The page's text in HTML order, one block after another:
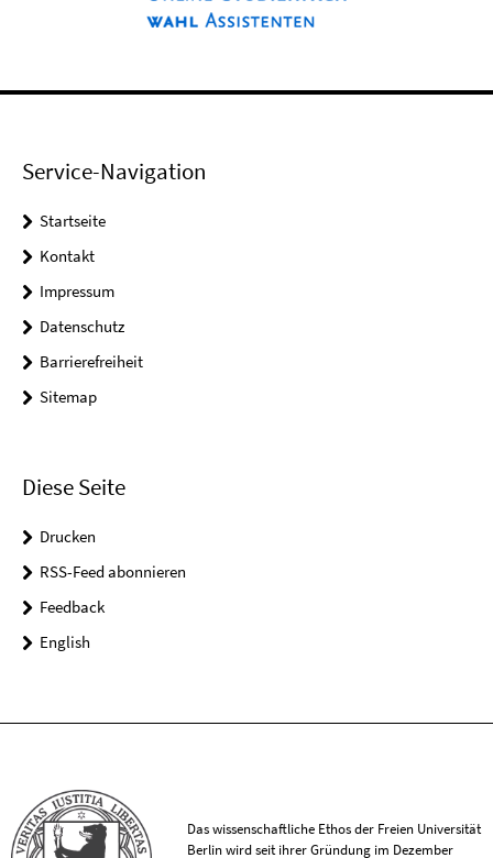
Service-Navigation
Startseite
Kontakt
Impressum
Datenschutz
Barrierefreiheit
Sitemap
Diese Seite
Drucken
RSS-Feed abonnieren
Feedback
English
Das wissenschaftliche Ethos der Freien Universität
Berlin wird seit ihrer Gründung im Dezember